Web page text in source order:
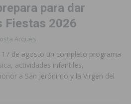
para dar
Fiestas 2026
Arques
17 de agosto un completo programa
actividades infantiles,
a San Jerónimo y la Virgen del